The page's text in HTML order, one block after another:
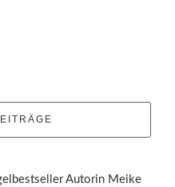
Autorin Meike